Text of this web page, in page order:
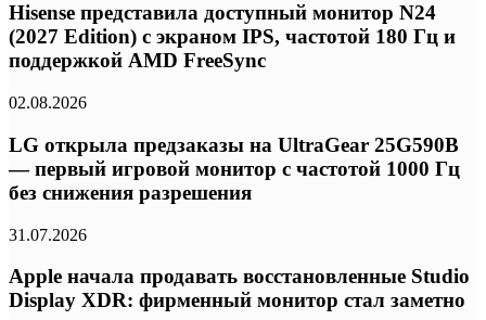
Hisense представила доступный монитор N24
(2027 Edition) с экраном IPS, частотой 180 Гц и
поддержкой AMD FreeSync
02.08.2026
LG открыла предзаказы на UltraGear 25G590B
— первый игровой монитор с частотой 1000 Гц
без снижения разрешения
31.07.2026
Apple начала продавать восстановленные Studio
Display XDR: фирменный монитор стал заметно